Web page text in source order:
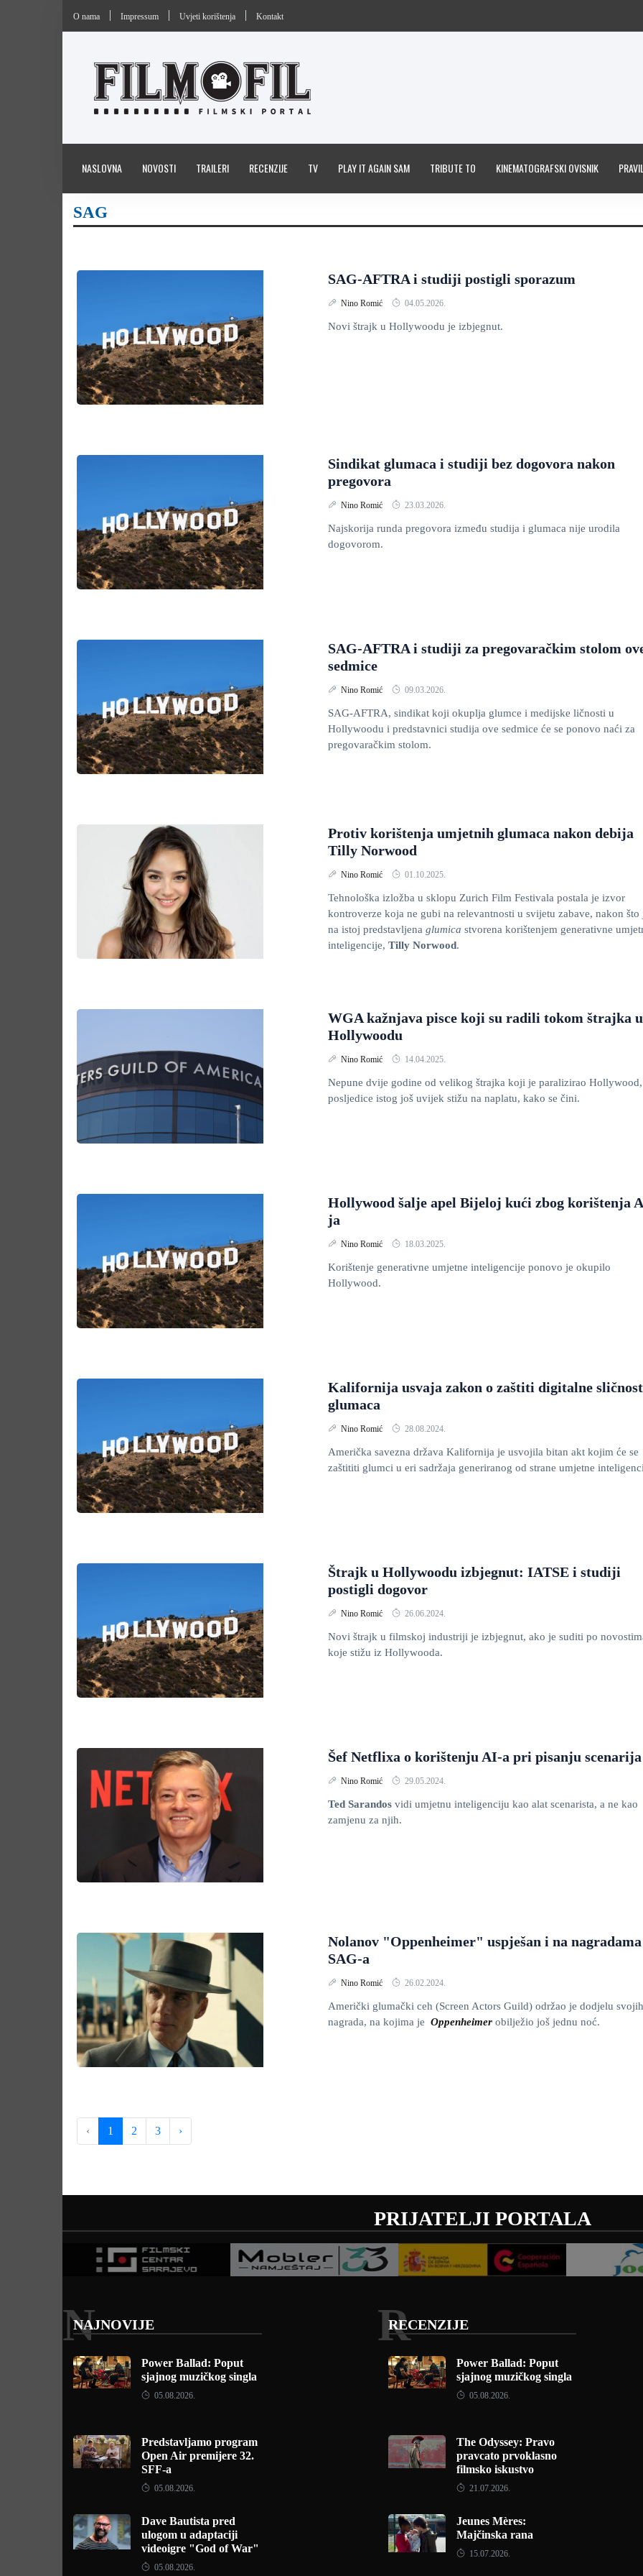
O nama Impressum Uvjeti korištenja Kontakt
NASLOVNA NOVOSTI TRAILERI RECENZIJE TV PLAY IT AGAIN SAM TRIBUTE TO KINEMATOGRAFSKI OVISNIK
SAG
SAG-AFTRA i studiji postigli sporazum
Nino Romić 04.05.2026.
Novi štrajk u Hollywoodu je izbjegnut.
Sindikat glumaca i studiji bez dogovora nakon
pregovora
Nino Romić 23.03.2026.
Najskorija runda pregovora između studija i glumaca nije urodila
dogovorom.
SAG-AFTRA i studiji za pregovaračkim stolom
sedmice
Nino Romić 09.03.2026.
SAG-AFTRA, sindikat koji okuplja glumce i medijske ličnosti u
Hollywoodu i predstavnici studija ove sedmice će se ponovo naći za
pregovaračkim stolom.
Protiv korištenja umjetnih glumaca nakon debija
Tilly Norwood
Nino Romić 01.10.2025.
Tehnološka izložba u sklopu Zurich Film Festivala postala je izvor
kontroverze koja ne gubi na relevantnosti u svijetu zabave, nakon što
na istoj predstavljena glumica stvorena korištenjem generativne
inteligencije, Tilly Norwood.
WGA kažnjava pisce koji su radili tokom štrajka u
Hollywoodu
Nino Romić 14.04.2025.
Nepune dvije godine od velikog štrajka koji je paralizirao Hollywood,
posljedice istog još uvijek stižu na naplatu, kako se čini.
Hollywood šalje apel Bijeloj kući zbog korištenja
ja
Nino Romić 18.03.2025.
Korištenje generativne umjetne inteligencije ponovo je okupilo
Hollywood.
Kalifornija usvaja zakon o zaštiti digitalne
glumaca
Nino Romić 28.08.2024.
Američka savezna država Kalifornija je usvojila bitan akt kojim će se
zaštititi glumci u eri sadržaja generiranog od strane umjetne
Štrajk u Hollywoodu izbjegnut: IATSE i studiji
postigli dogovor
Nino Romić 26.06.2024.
Novi štrajk u filmskoj industriji je izbjegnut, ako je suditi po
koje stižu iz Hollywooda.
Šef Netflixa o korištenju AI-a pri pisanju scenarija
Nino Romić 29.05.2024.
Ted Sarandos vidi umjetnu inteligenciju kao alat scenarista, a ne kao
zamjenu za njih.
Nolanov "Oppenheimer" uspješan i na nagradama
SAG-a
Nino Romić 26.02.2024.
Američki glumački ceh (Screen Actors Guild) održao je dodjelu svojih
nagrada, na kojima je Oppenheimer obilježio još jednu noć.
‹ 1 2 3 ›
PRIJATELJI PORTALA
NAJNOVIJE
N
Power Ballad: Poput
sjajnog muzičkog singla
05.08.2026.
Predstavljamo program
Open Air premijere 32.
SFF-a
05.08.2026.
Dave Bautista pred
ulogom u adaptaciji
videoigre "God of War"
05.08.2026.
RECENZIJE
R
Power Ballad: Poput
sjajnog muzičkog singla
05.08.2026.
The Odyssey: Pravo
pravcato prvoklasno
filmsko iskustvo
21.07.2026.
Jeunes Mères:
Majčinska rana
15.07.2026.